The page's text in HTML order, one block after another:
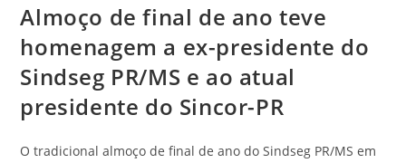
Almoço de final de ano teve
homenagem a ex-presidente do
Sindseg PR/MS e ao atual
presidente do Sincor-PR
O tradicional almoço de final de ano do Sindseg PR/MS em